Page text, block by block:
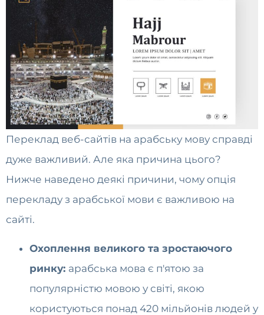
Переклад веб-сайтів на арабську мову справді
дуже важливий. Але яка причина цього?
Нижче наведено деякі причини, чому опція
перекладу з арабської мови є важливою на
сайті.
Охоплення великого та зростаючого
ринку: арабська мова є п'ятою за
популярністю мовою у світі, якою
користуються понад 420 мільйонів людей у